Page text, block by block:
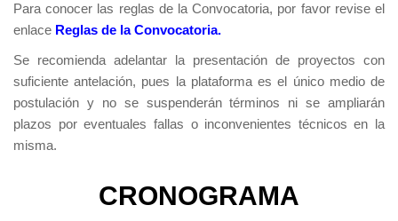
Para conocer las reglas de la Convocatoria, por favor revise el
enlace Reglas de la Convocatoria.
Se recomienda adelantar la presentación de proyectos con
suficiente antelación, pues la plataforma es el único medio de
postulación y no se suspenderán términos ni se ampliarán
plazos por eventuales fallas o inconvenientes técnicos en la
misma.
CRONOGRAMA